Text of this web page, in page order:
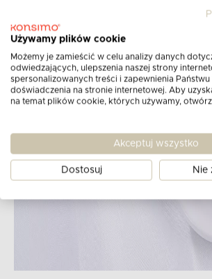
Używamy plików cookie
Możemy je zamieścić w celu analizy danych
odwiedzających, ulepszenia naszej strony
spersonalizowanych treści i zapewnienia Państwu
doświadczenia na stronie internetowej. Aby
na temat plików cookie, których używamy, otwórz
Akceptuj wszystko
Dostosuj Nie